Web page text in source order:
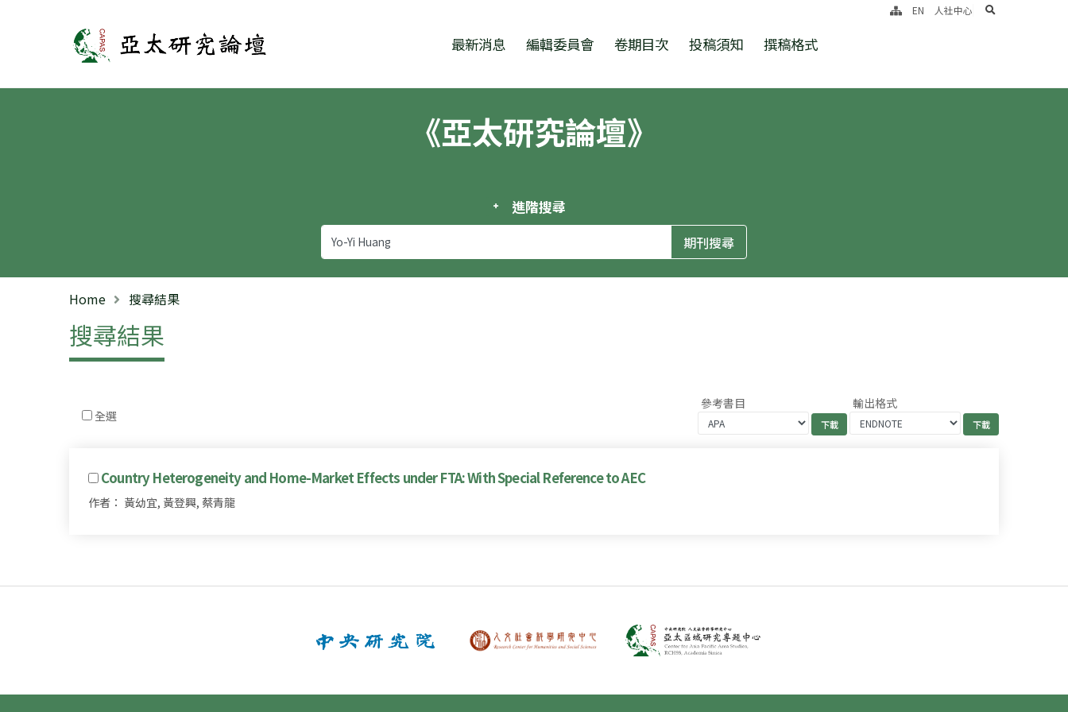
亞太研究論壇 最新消息 編輯委員會 卷期目次 投稿須知 撰稿格式
EN 人社中心 search
《亞太研究論壇》
進階搜尋
Home 搜尋結果
搜尋結果
全選
參考書目 輸出格式
Country Heterogeneity and Home-Market Effects under FTA: With Special Reference to AEC
作者： 黃幼宜, 黃登興, 蔡青龍